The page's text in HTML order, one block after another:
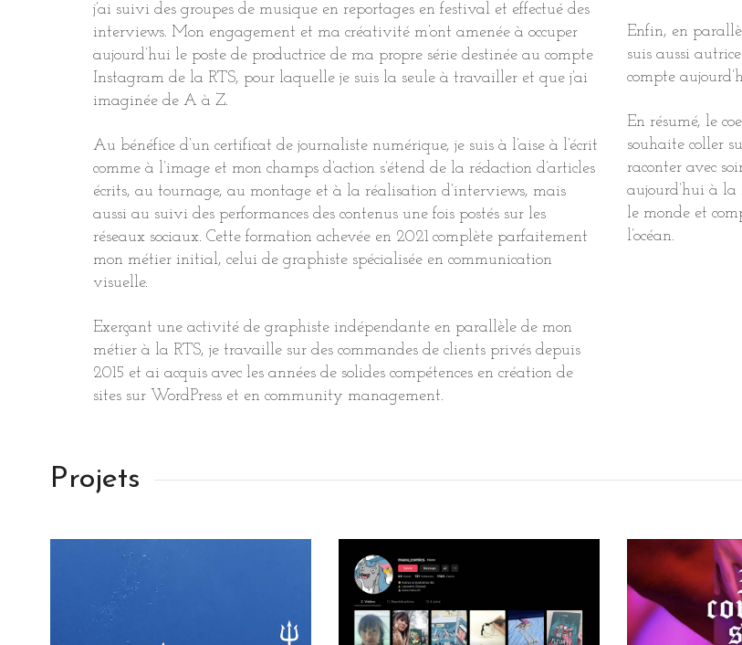
j’ai suivi des groupes de musique en reportages en festival et effectué des
interviews. Mon engagement et ma créativité m’ont amenée à occuper
aujourd’hui le poste de productrice de ma propre série destinée au compte
Instagram de la RTS, pour laquelle je suis la seule à travailler et que j’ai
imaginée de A à Z.
Au bénéfice d’un certificat de journaliste numérique, je suis à l’aise à l’écrit
comme à l’image et mon champs d’action s’étend de la rédaction d’articles
écrits, au tournage, au montage et à la réalisation d’interviews, mais
aussi au suivi des performances des contenus une fois postés sur les
réseaux sociaux. Cette formation achevée en 2021 complète parfaitement
mon métier initial, celui de graphiste spécialisée en communication
visuelle.
Exerçant une activité de graphiste indépendante en parallèle de mon
métier à la RTS, je travaille sur des commandes de clients privés depuis
2015 et ai acquis avec les années de solides compétences en création de
sites sur WordPress et en community management.
Enfin, en
suis aussi
compte
En résumé, le
souhaite coller
raconter avec
aujourd’hui à la
le monde et
l’océan.
Projets